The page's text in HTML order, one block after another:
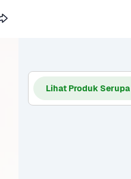
Lihat Produk Serupa